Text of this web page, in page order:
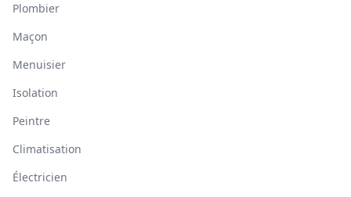
Plombier
Maçon
Menuisier
Isolation
Peintre
Climatisation
Électricien